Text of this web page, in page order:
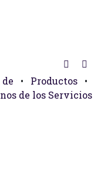
• Productos
•
de los Servicios